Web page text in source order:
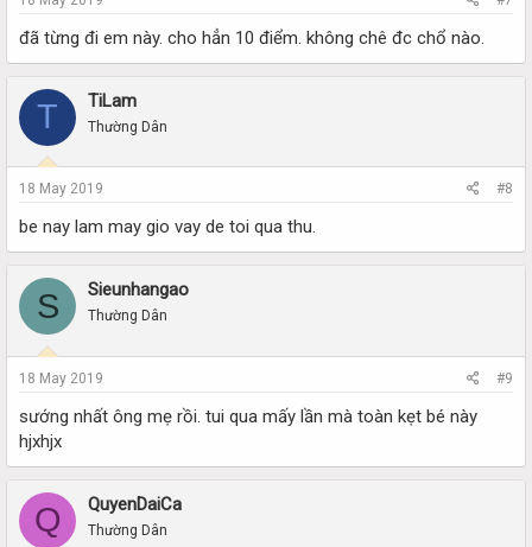
đã từng đi em này. cho hẳn 10 điểm. không chê đc chổ nào.
T TiLam
Thường Dân
18 May 2019 #8
be nay lam may gio vay de toi qua thu.
S Sieunhangao
Thường Dân
18 May 2019 #9
sướng nhất ông mẹ rồi. tui qua mấy lần mà toàn kẹt bé này
hjxhjx
Q QuyenDaiCa
Thường Dân